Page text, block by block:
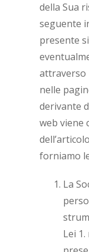
della Sua
seguente
presente
attraverso
nelle
derivante
web viene
forniamo
La
Lei